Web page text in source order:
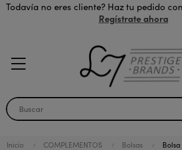
Todavía no eres cliente? Haz tu pedido
Regístrate ahora
Inicio COMPLEMENTOS Bolsas